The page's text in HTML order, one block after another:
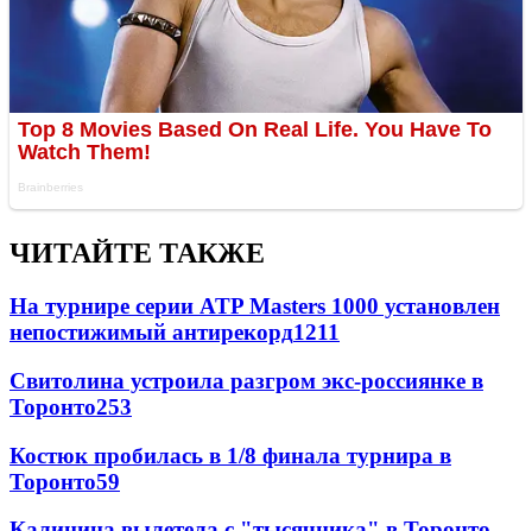
ЧИТАЙТЕ ТАКЖЕ
На турнире серии ATP Masters 1000 установлен
непостижимый антирекорд1211
Свитолина устроила разгром экс-россиянке в
Торонто253
Костюк пробилась в 1/8 финала турнира в
Торонто59